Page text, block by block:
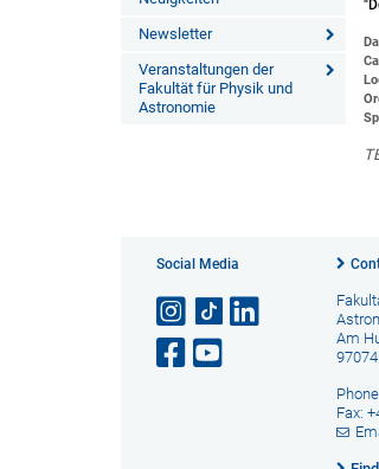
Newsletter
Veranstaltungen der
Fakultät für Physik und
Astronomie
Social Media
Am
Fax: